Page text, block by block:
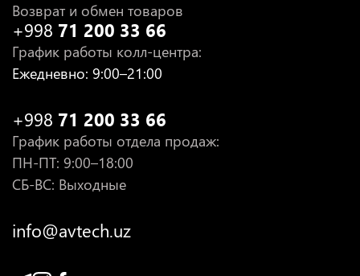
Возврат и обмен товаров
+998 71 200 33 66
График работы колл-центра:
Ежедневно: 9:00–21:00
+998 71 200 33 66
График работы отдела продаж:
ПН-ПТ: 9:00–18:00
СБ-ВС: Выходные
info@avtech.uz